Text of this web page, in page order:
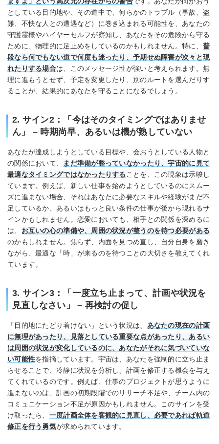
としている目的地や、その道中で、何らかのトラブル（事故、盗
難、不快な人との遭遇など）に巻き込まれる可能性を、あなたの
守護霊様やハイヤーセルフが察知し、あなたをその危険から守る
ために、物理的に足止めをしているのかもしれません。特に、 普
段なら何でもない道で何度も迷ったり、予期せぬ障害が次々と現
れたりする場合は、このメッセージ性が強いと考えられます。無
理に進もうとせず、予定を変更したり、別のルートを選んだりす
ることが、結果的にあなたを守ることになるでしょう。
2. サイン2：「今はそのタイミングではありませ
ん」 – 時期尚早、あるいは機が熟していない
あなたが達成しようとしている目標や、会おうとしている人物と
の関係において、
まだ準備が整っていなかったり、宇宙的に見て
最適なタイミングではなかったりすることを、この現象は示唆し
ています。例えば、新しい仕事を始めようとしているのにスムー
ズに進まない場合、それはあなたに必要なスキルや経験がまだ不
足しているか、あるいはもっと良い条件の仕事が後から現れるサ
インかもしれません。恋愛においても、相手との関係を深めるに
は、 お互いの心の準備や、周囲の状況が整うのを待つ必要がある
のかもしれません。焦らず、内面を見つめ直し、自分自身を磨き
ながら、最適な「時」が来るのを待つことの大切さを教えてくれ
ています。
3. サイン3：「一度立ち止まって、計画や状況を
見直しなさい」 – 再検討の促し
「目的地にたどり着けない」という状況は、 あなたの現在の計画
に無理があったり、見落としている重要な点があったり、あるい
は周囲の状況が変化しているのに、あなたがそれに気づいていな
い可能性を指摘しています。宇宙は、あなたを強制的に立ち止ま
らせることで、冷静に状況を分析し、計画を修正する機会を与え
てくれているのです。例えば、仕事のプロジェクトが思うように
進まないのは、計画の初期段階でのリサーチ不足や、チーム内の
コミュニケーション不足が原因かもしれません。このサインを受
け取ったら、 一度計画全体を客観的に見直し、必要であれば軌道
修正を行う勇気が求められています。